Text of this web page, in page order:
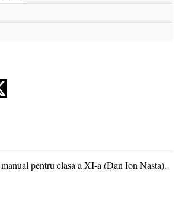
pentru clasa a XI-a (Dan Ion Nasta).